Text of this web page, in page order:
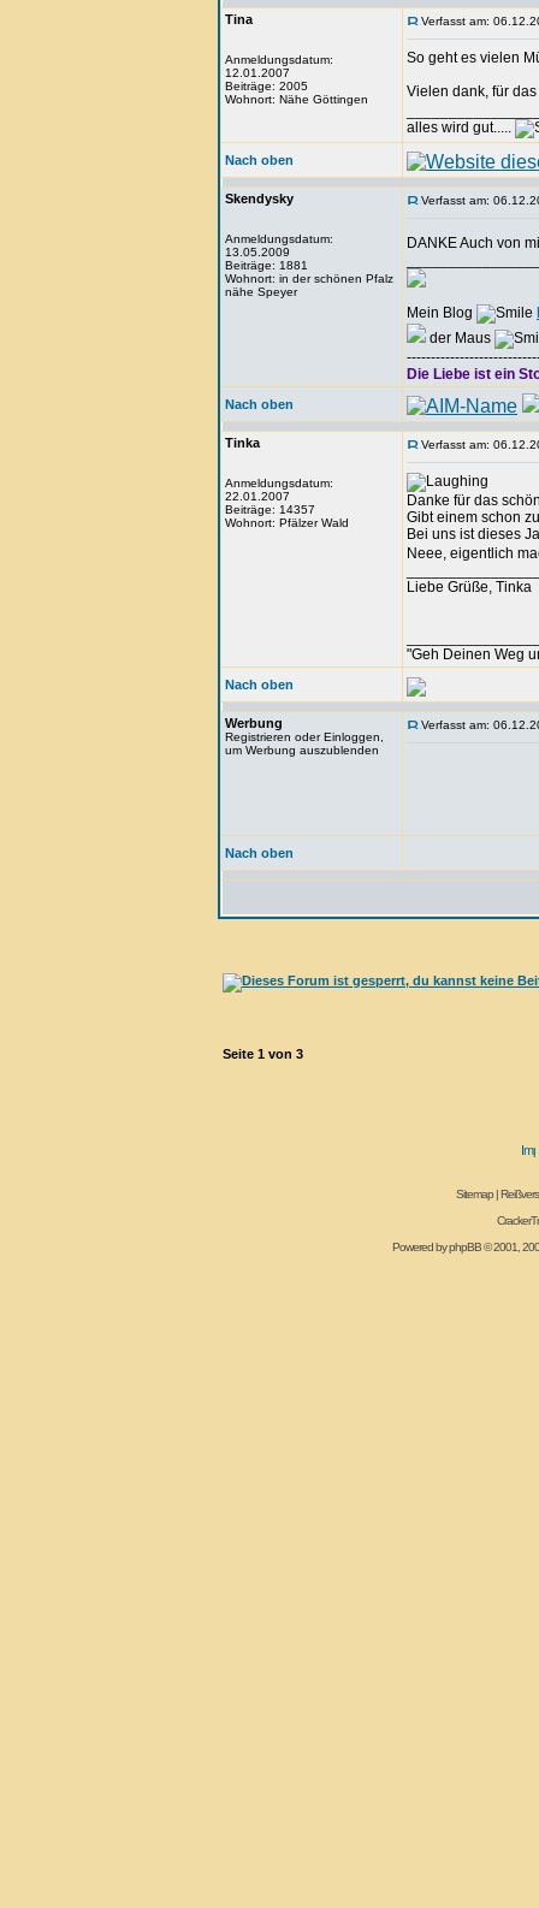
Tina
Anmeldungsdatum:
12.01.2007
Beiträge: 2005
Wohnort: Nähe Göttingen
Verfasst am:
So geht es vielen
Vielen dank, für
alles wird gut.....
Nach oben
Skendysky
Anmeldungsdatum:
13.05.2009
Beiträge: 1881
Wohnort: in der schönen Pfalz
nähe Speyer
Verfasst am:
DANKE Auch von
Mein Blog
der Maus
Die Liebe ist ein
Nach oben
Tinka
Anmeldungsdatum:
22.01.2007
Beiträge: 14357
Wohnort: Pfälzer Wald
Verfasst am:
Danke für das
Gibt einem schon
Bei uns ist dieses
Neee, eigentlich
Liebe Grüße, Tinka
"Geh Deinen Weg
Nach oben
Werbung
Registrieren oder Einloggen,
um Werbung auszublenden
Verfasst am:
Nach oben
Seite 1 von 3
Sitemap|
Powered byphpBB© 2001,